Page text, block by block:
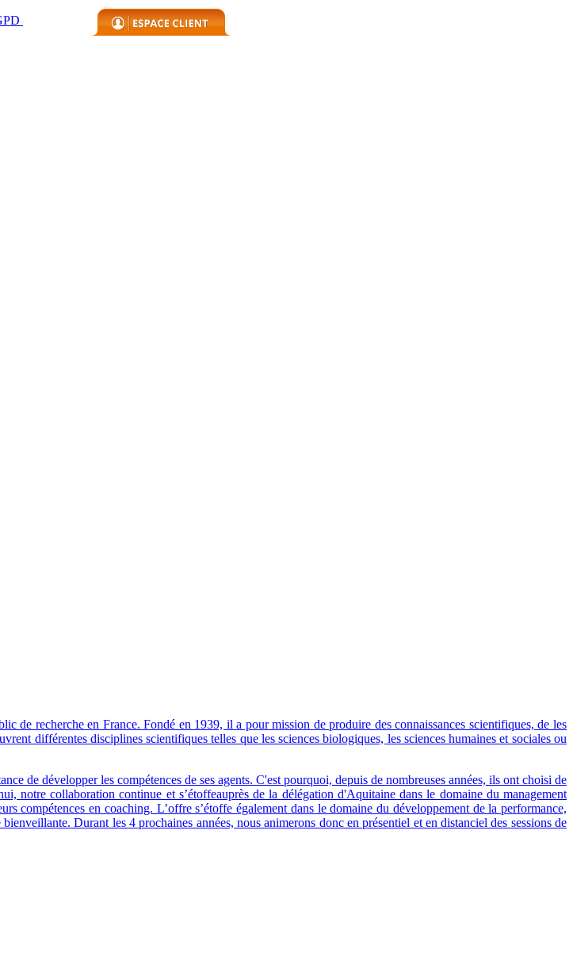
recherche en France. Fondé en 1939, il a pour mission de produire des connaissances scientifiques, de les
différentes disciplines scientifiques telles que les sciences biologiques, les sciences humaines et sociales ou
de développer les compétences de ses agents. C'est pourquoi, depuis de nombreuses années, ils ont choisi de
notre collaboration continue et s’étoffeauprès de la délégation d'Aquitaine dans le domaine du management
compétences en coaching. L’offre s’étoffe également dans le domaine du développement de la performance,
Durant les 4 prochaines années, nous animerons donc en présentiel et en distanciel des sessions de